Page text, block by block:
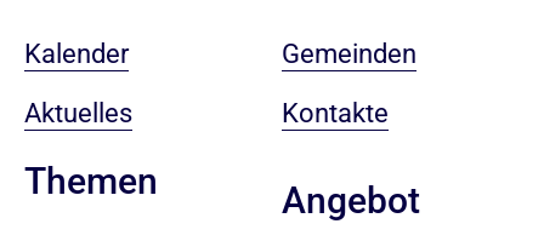
Kalender
Aktuelles
Themen
Gemeinden
Kontakte
Angebot